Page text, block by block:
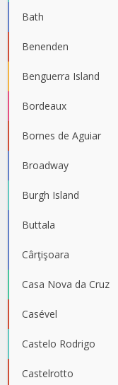
Bath
Benenden
Benguerra Island
Bordeaux
Bornes de Aguiar
Broadway
Burgh Island
Buttala
Cârţişoara
Casa Nova da Cruz
Casével
Castelo Rodrigo
Castelrotto